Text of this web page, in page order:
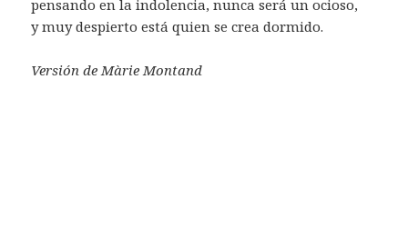
pensando en la indolencia, nunca será un ocioso,
y muy despierto está quien se crea dormido.
Versión de Màrie Montand